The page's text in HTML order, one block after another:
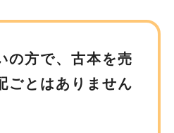
の方で、古本を売
ごとはありません